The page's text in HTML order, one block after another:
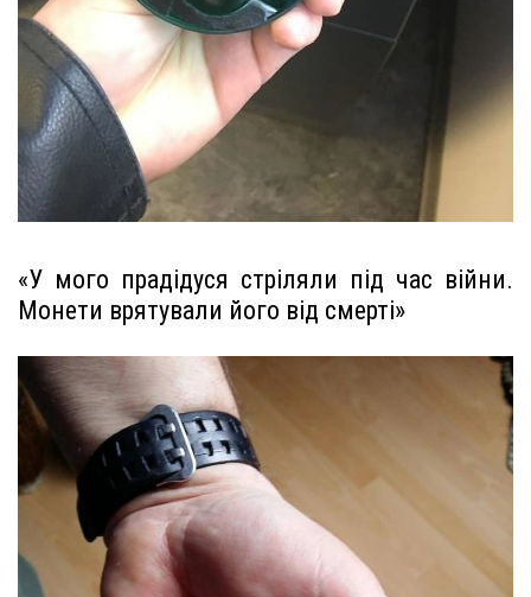
«У мого прадідуся стріляли під час війни.
Монети врятували його від смерті»